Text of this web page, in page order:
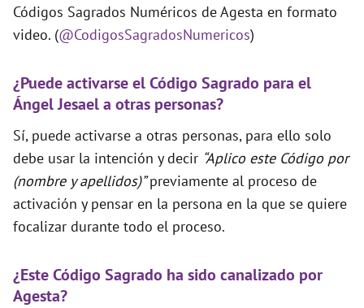
Códigos Sagrados Numéricos de Agesta en formato
video. (@CodigosSagradosNumericos)
¿Puede activarse el Código Sagrado para el
Ángel Jesael a otras personas?
Sí, puede activarse a otras personas, para ello solo
debe usar la intención y decir “Aplico este Código por
(nombre y apellidos)”previamente al proceso de
activación y pensar en la persona en la que se quiere
focalizar durante todo el proceso.
¿Este Código Sagrado ha sido canalizado por
Agesta?